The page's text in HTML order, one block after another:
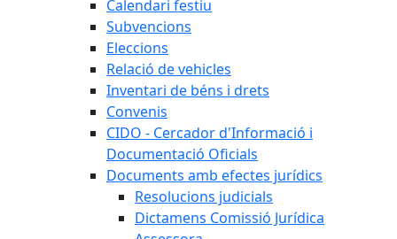
Calendari festiu
Subvencions
Eleccions
Relació de vehicles
Inventari de béns i drets
Convenis
CIDO - Cercador d'Informació i
Documentació Oficials
Documents amb efectes jurídics
Resolucions judicials
Dictamens Comissió Jurídica